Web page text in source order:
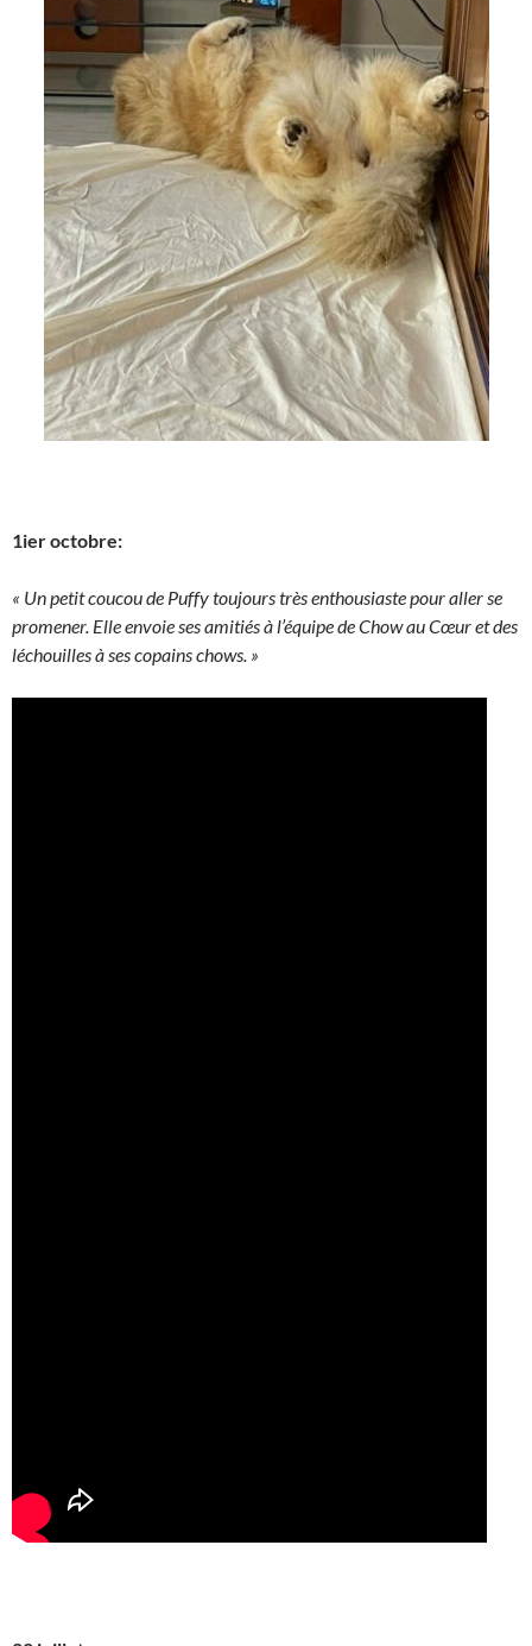
1ier octobre:
« Un petit coucou de Puffy toujours très enthousiaste pour aller se
promener. Elle envoie ses amitiés à l’équipe de Chow au Cœur et des
léchouilles à ses copains chows. »